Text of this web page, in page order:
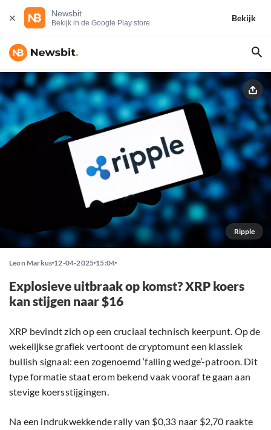
Newsbit
Bekijk in de Google Play store
Bekijk
Ripple
Leon Markus 12-04-2025 15:04
Explosieve uitbraak op komst? XRP koers
kan stijgen naar $16
XRP bevindt zich op een cruciaal technisch keerpunt. Op de
wekelijkse grafiek vertoont de cryptomunt een klassiek
bullish signaal: een zogenoemd ‘falling wedge’-patroon. Dit
type formatie staat erom bekend vaak vooraf te gaan aan
stevige koersstijgingen.
Na een indrukwekkende rally van $0,33 naar $2,70 raakte